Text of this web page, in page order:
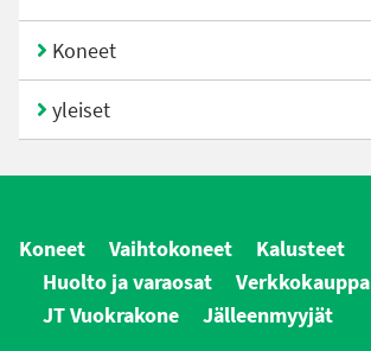
Koneet
yleiset
Koneet Vaihtokoneet
Kalusteet
Huolto ja varaosat
Verkkokauppa
JT Vuokrakone
Jälleenmyyjät